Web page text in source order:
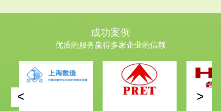
成功案例
优质的服务赢得多家企业的信赖
< >